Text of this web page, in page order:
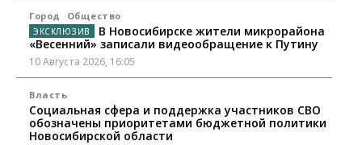
Город Общество
В Новосибирске жители микрорайона
«Весенний» записали видеообращение к Путину
10 Августа 2026, 16:05
Власть
Социальная сфера и поддержка участников СВО
обозначены приоритетами бюджетной политики
Новосибирской области